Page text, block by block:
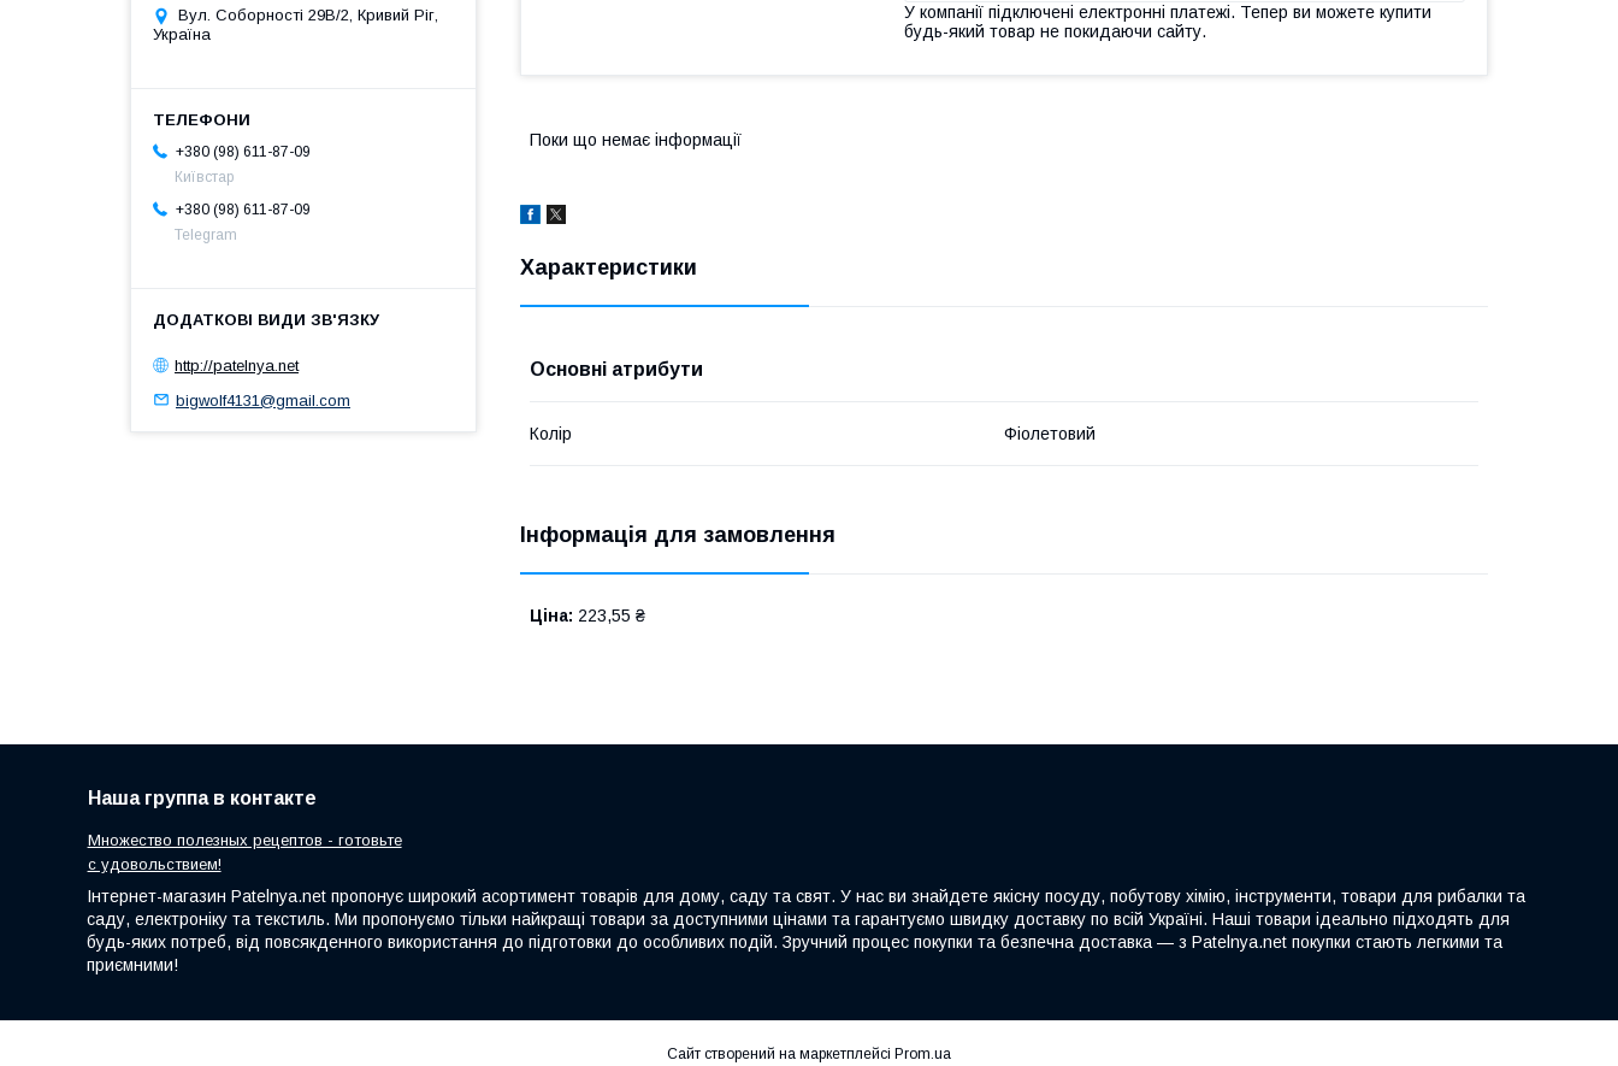
У компанії підключені електронні платежі. Тепер ви можете купити
будь-який товар не покидаючи сайту.
Поки що немає інформації
Характеристики
Основні атрибути
Колір Фіолетовий
Інформація для замовлення
Ціна: 223,55 ₴
Вул. Соборності 29В/2, Кривий Ріг,
Україна
+380 (98) 611-87-09
Київстар
+380 (98) 611-87-09
Telegram
http://patelnya.net
bigwolf4131@gmail.com
Наша группа в контакте
Множество полезных рецептов - готовьте
с удовольствием!
Інтернет-магазин Patelnya.net пропонує широкий асортимент товарів для дому, саду та свят. У нас ви знайдете якісну посуду, побутову хімію, інструменти, товари для рибалки та
саду, електроніку та текстиль. Ми пропонуємо тільки найкращі товари за доступними цінами та гарантуємо швидку доставку по всій Україні. Наші товари ідеально підходять для
будь-яких потреб, від повсякденного використання до підготовки до особливих подій. Зручний процес покупки та безпечна доставка — з Patelnya.net покупки стають легкими та
приємними!
Сайт створений на маркетплейсі Prom.ua